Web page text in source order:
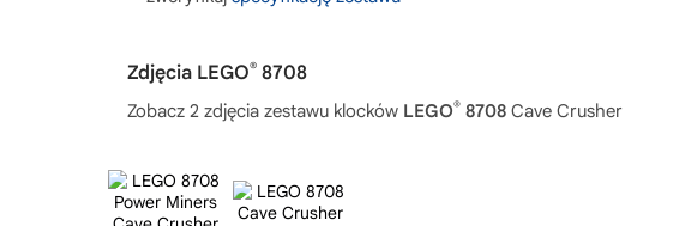
Zdjęcia LEGO® 8708
Zobacz 2 zdjęcia zestawu klocków LEGO® 8708 Cave Crusher